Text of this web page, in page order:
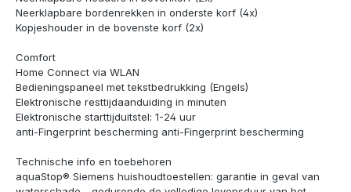
Neerklapbare bordenrekken in onderste korf (4x)
Kopjeshouder in de bovenste korf (2x)
Comfort
Home Connect via WLAN
Bedieningspaneel met tekstbedrukking (Engels)
Elektronische resttijdaanduiding in minuten
Elektronische starttijduitstel: 1-24 uur
anti-Fingerprint bescherming anti-Fingerprint bescherming
Technische info en toebehoren
aquaStop® Siemens huishoudtoestellen: garantie in geval van